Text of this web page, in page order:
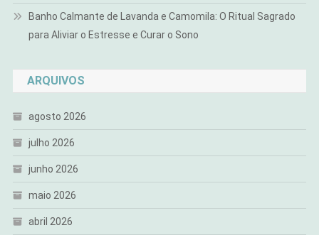
Banho Calmante de Lavanda e Camomila: O Ritual Sagrado
para Aliviar o Estresse e Curar o Sono
ARQUIVOS
agosto 2026
julho 2026
junho 2026
maio 2026
abril 2026